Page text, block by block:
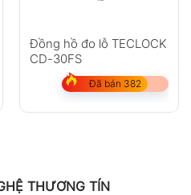
Đồng hồ đo lỗ TECLOCK
CD-30FS
Đã bán 382
THƯƠNG TÍN